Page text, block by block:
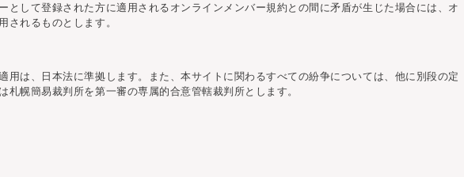
として登録された方に適用されるオンラインメンバー規約との間に矛盾が生じた場合には、オ
されるものとします。
用は、日本法に準拠します。また、本サイトに関わるすべての紛争については、他に別段の定
札幌簡易裁判所を第一審の専属的合意管轄裁判所とします。